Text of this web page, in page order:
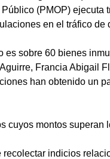
(PMOP) ejecuta
en el tráfico de
sobre 60 bienes
Francia Abigail
han obtenido un
cuyos montos superan
indicios